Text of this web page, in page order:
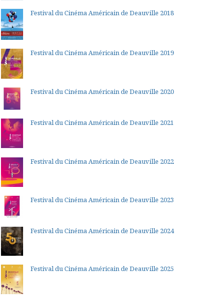
Festival du Cinéma Américain de Deauville 2018
Festival du Cinéma Américain de Deauville 2019
Festival du Cinéma Américain de Deauville 2020
Festival du Cinéma Américain de Deauville 2021
Festival du Cinéma Américain de Deauville 2022
Festival du Cinéma Américain de Deauville 2023
Festival du Cinéma Américain de Deauville 2024
Festival du Cinéma Américain de Deauville 2025